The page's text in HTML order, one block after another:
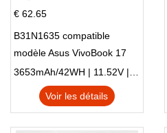
€ 62.65
B31N1635 compatible
modèle Asus VivoBook 17
X705NC X705UA X705UV
X705UN X705UD
3653mAh/42WH | 11.52V | Li-ion ...
Voir les détails